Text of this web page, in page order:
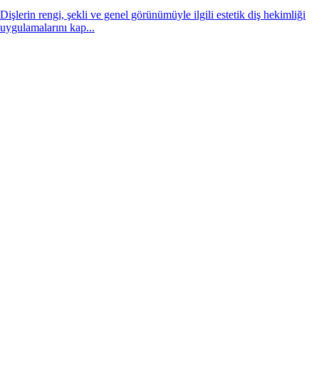
Dişlerin rengi, şekli ve genel görünümüyle ilgili estetik diş hekimliği
uygulamalarını kap...